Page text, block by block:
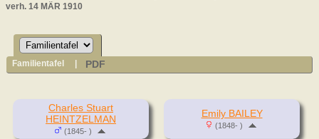
verh. 14 MÄR 1910
Familientafel PDF
Charles Stuart
HEINTZELMAN
(1845- )
Emily BAILEY
(1848- )